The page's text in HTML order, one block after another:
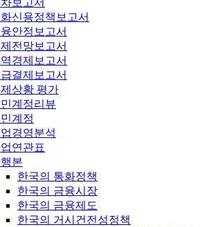
보고서
신용정책보고서
안정보고서
전망보고서
경제보고서
결제보고서
상황 평가
계정리뷰
계정
경영분석
연관표
본
한국의 통화정책
한국의 금융시장
한국의 금융제도
한국의 거시건전성정책